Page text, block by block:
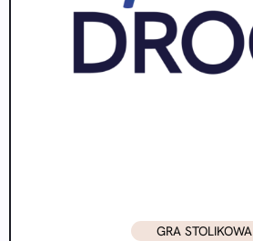
GRA STOLIKOWA